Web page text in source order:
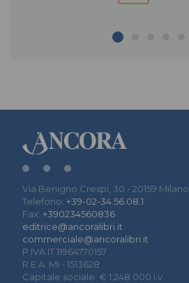
Via Benigno Crespi, 30 - 20159 Milano
Telefono: +39-02-34.56.08.1
Fax: +390234560836
editrice@ancoralibri.it
commerciale@ancoralibri.it
P.IVA IT 11964770157
R.E.A. MI - 1513628
Capitale sociale: € 1.248.000 i.v.